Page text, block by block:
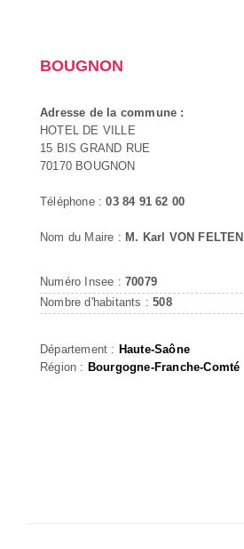
BOUGNON
Adresse de la commune :
HOTEL DE VILLE
15 BIS GRAND RUE
70170 BOUGNON
Téléphone :03 84 91 62 00
Nom du Maire : M. Karl VON FELTEN
Numéro Insee : 70079
Nombre d'habitants :508
Département : Haute-Saône
Région : Bourgogne-Franche-Comté